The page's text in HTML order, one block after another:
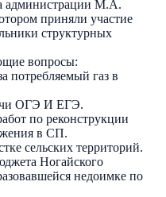
администрации М.А.
приняли участие
структурных
вопросы:
потребляемый газ в
ОГЭ И ЕГЭ.
по реконструкции
в СП.
сельских территорий.
Ногайского
недоимке по